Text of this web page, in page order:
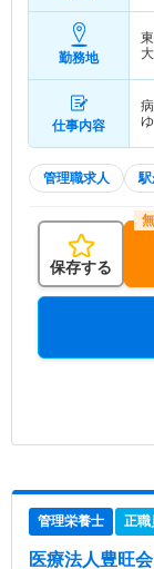
勤務地
仕事内容
管理職求人
保存する
管理栄養士 正職
医療法人豊旺